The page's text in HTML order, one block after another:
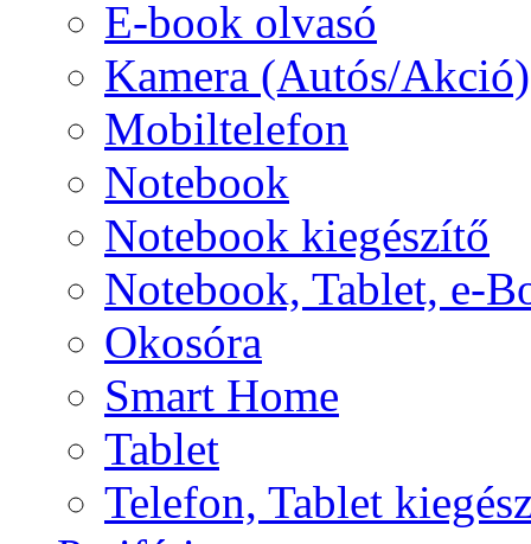
E-book olvasó
Kamera (Autós/Akció)
Mobiltelefon
Notebook
Notebook kiegészítő
Notebook, Tablet, e-
Okosóra
Smart Home
Tablet
Telefon, Tablet